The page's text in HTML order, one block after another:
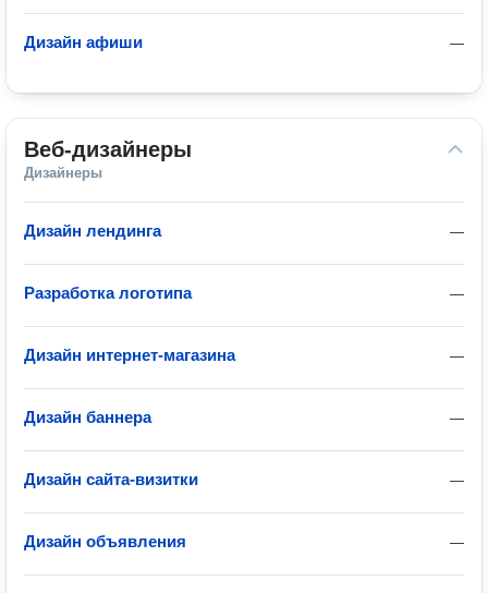
—
Дизайн афиши
Веб-дизайнеры
Дизайнеры
—
Дизайн лендинга
—
Разработка логотипа
—
Дизайн интернет-магазина
—
Дизайн баннера
—
Дизайн сайта-визитки
—
Дизайн объявления